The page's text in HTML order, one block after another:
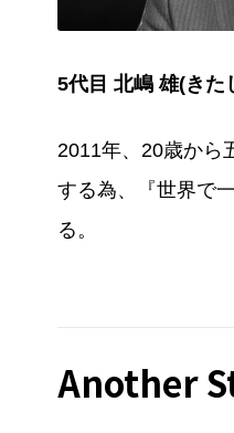
5代目 北嶋 雄(きた
2011年、20歳から
する為、『世界で
る。
Another